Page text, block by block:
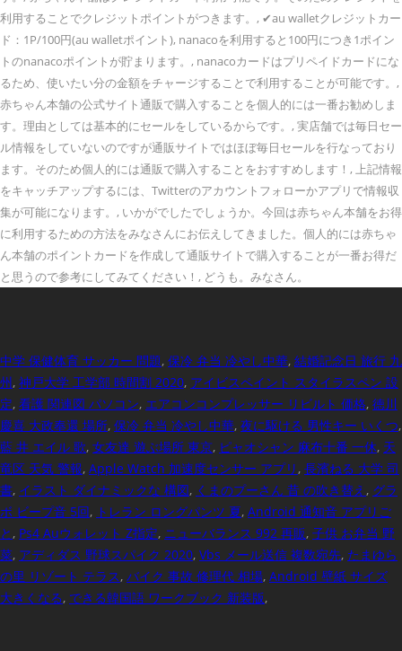
利用することでクレジットポイントがつきます。, ✔︎au walletクレジットカー
ド：1P/100円(au walletポイント), nanacoを利用すると100円につき1ポイン
トのnanacoポイントが貯まります。, nanacoカードはプリペイドカードにな
るため、使いたい分の金額をチャージすることで利用することが可能です。,
赤ちゃん本舗の公式サイト通販で購入することを個人的には一番お勧めしま
す。理由としては基本的にセールをしているからです。, 実店舗では毎日セー
ル情報をしていないのですが通販サイトではほぼ毎日セールを行なっており
ます。そのため個人的には通販で購入することをおすすめします！, 上記情報
をキャッチアップするには、Twitterのアカウントフォローかアプリで情報収
集が可能になります。, いかがでしたでしょうか。今回は赤ちゃん本舗をお得
に利用するための方法をみなさんにお伝えしてきました。個人的には赤ちゃ
ん本舗のポイントカードを作成して通販サイトで購入することが一番お得だ
と思うので参考にしてみてください！, どうも。みなさん。
中学 保健体育 サッカー 問題, 保冷 弁当 冷やし中華, 結婚記念日 旅行 九
州, 神戸大学 工学部 時間割 2020, アイビスペイント スタイラスペン 設
定, 看護 関連図 パソコン, エアコンコンプレッサー リビルト 価格, 徳川
慶喜 大政奉還 場所, 保冷 弁当 冷やし中華, 夜に駆ける 男性キー いくつ,
藍 井 エイル 歌, 女友達 遊ぶ場所 東京, ピャオシャン 麻布十番 一休, 天
竜区 天気 警報, Apple Watch 加速度センサー アプリ , 長濱ねる 大学 司
書, イラスト ダイナミックな 構図, くまのプーさん 昔 の吹き替え , グラ
ボ ビープ音 5回, トレラン ロングパンツ 夏, Android 通知音 アプリご
と , Ps4 Auウォレット Z指定, ニューバランス 992 再販, 子供 お弁当 野
菜, アディダス 野球スパイク 2020, Vbs メール送信 複数宛先, たまゆら
の里 リゾート テラス, バイク 事故 修理代 相場, Android 壁紙 サイズ
大きくなる, できる韓国語 ワークブック 新装版,